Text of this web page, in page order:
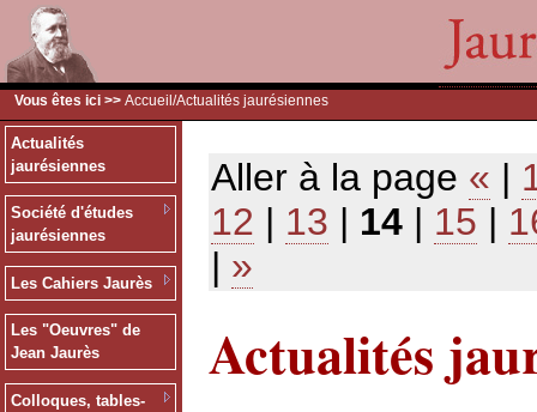
Vous êtes ici >> Accueil /Actualités jaurésiennes
Actualités
jaurésiennes
Société d'études
jaurésiennes
Les Cahiers Jaurès
Les "Oeuvres" de
Jean Jaurès
Colloques, tables-
Aller à la page « |
12 | 13 | 14 | 15 |
| »
Actualités